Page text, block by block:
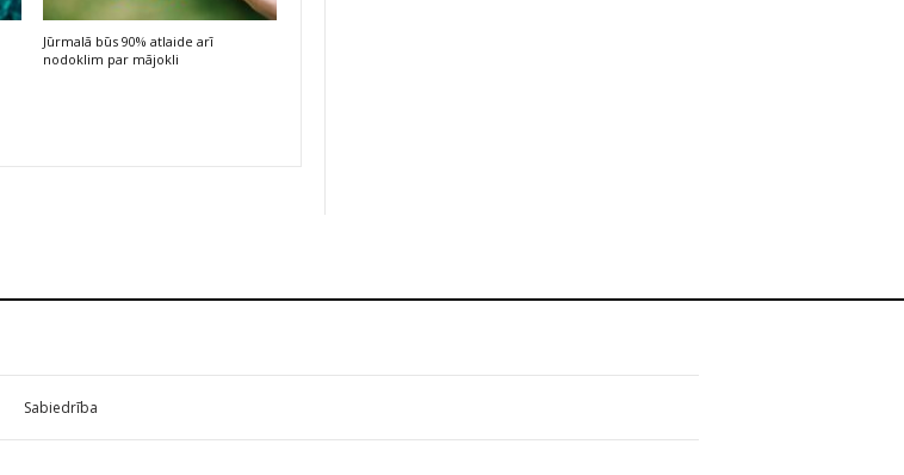
Jūrmalā būs 90% atlaide arī
nodoklim par mājokli
Sabiedrība